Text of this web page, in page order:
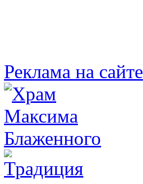
Реклама на сайте